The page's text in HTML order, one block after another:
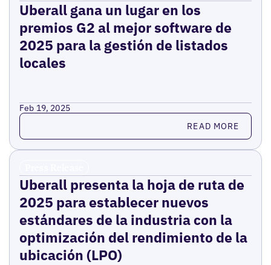
Uberall gana un lugar en los
premios G2 al mejor software de
2025 para la gestión de listados
locales
Feb 19, 2025
Read more READ MORE
Uberall presenta la hoja de ruta de
2025 para establecer nuevos
estándares de la industria con la
optimización del rendimiento de la
ubicación (LPO)